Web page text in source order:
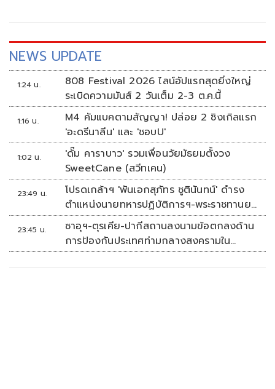
NEWS UPDATE
1:24 น.
808 Festival 2026 ไลน์อัปแรกสุดยิ่งใหญ่
ระเบิดความมันส์ 2 วันเต็ม 2-3 ต.ค.นี้
1:16 น.
M4 คัมแบคตามสัญญา! ปล่อย 2 ซิงเกิลแรก
'อะดรีนาลีน' และ 'ชอบU'
1:02 น.
'ดั๊ม คาราบาว' รวมเพื่อนวัยมัธยมตั้งวง
SweetCane (สวีทเคน)
23:49 น.
โปรดเกล้าฯ 'พันเอกสุภัทร ชูตินันทน์' ดำรง
ตำแหน่งนายทหารปฏิบัติการฯ-พระราชทานยศ
'พลตรี'
23:45 น.
ซาอุฯ-ตุรเคีย-ปากีสถานลงนามข้อตกลงด้าน
การป้องกันประเทศท่ามกลางสงครามใน
ภูมิภาค